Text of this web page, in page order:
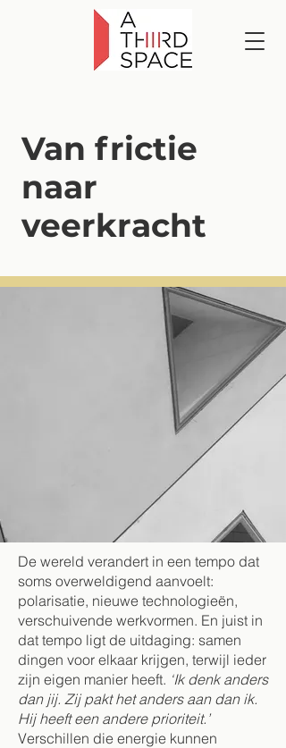
Van frictie
naar
veerkracht
De wereld verandert in een tempo dat
soms overweldigend aanvoelt:
polarisatie, nieuwe technologieën,
verschuivende werkvormen. En juist in
dat tempo ligt de uitdaging: samen
dingen voor elkaar krijgen, terwijl ieder
zijn eigen manier heeft. ‘Ik denk anders
dan jij. Zij pakt het anders aan dan ik.
Hij heeft een andere prioriteit.’
Verschillen die energie kunnen